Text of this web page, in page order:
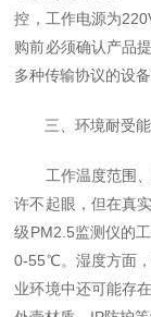
控，工作电源为
购前必须确认产品
多种传输协议的设
三、环境耐受能
工作温度范围、
许不起眼，但在真
级PM2.5监测仪的
0-55℃。湿度方面
业环境中还可能存